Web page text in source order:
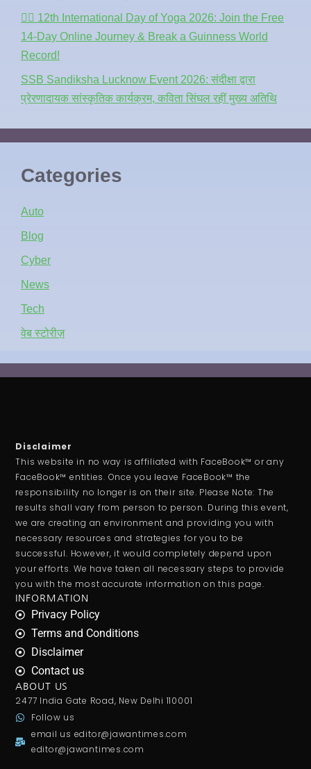
🧘‍♂️ 12th International Day of Yoga 2026: Join the Free
14-Day Online Journey & Break a Guinness World
Record!
SSB Sandiksha Lucknow Event 2026: संदीक्षा द्वारा
प्रेरणादायक सांस्कृतिक कार्यक्रम, कविता सिंघल रहीं मुख्य अतिथि
Categories
Auto
Blog
Cyber
News
Tech
वेब स्टोरीज़
Disclaimer
This website in no way is affiliated with FaceBook™ or any
FaceBook™ entities. Once you leave FaceBook™ the
responsibility no longer is on their site. Please Note: The
results shall vary from person to person. During this event,
we are creating an environment and providing you with
necessary resources and strategies for you to be
successful. However, it would completely depend upon
your efforts. We have taken all necessary steps to provide
you with the most accurate information on this page.
INFORMATION
Privacy Policy
Terms and Conditions
Disclaimer
Contact us
ABOUT US
2477 India Gate Road, New Delhi 110001
Follow us
email us editor@jawantimes.com
editor@jawantimes.com